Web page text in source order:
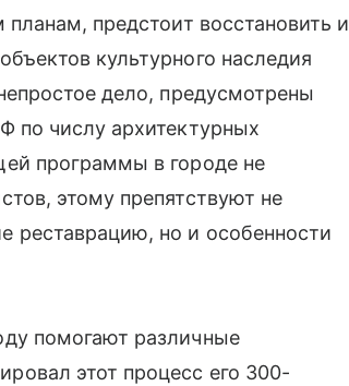
предстоит восстановить и
культурного наследия
дело, предусмотрены
по числу архитектурных
программы в городе не
этому препятствуют не
реставрацию, но и особенности
помогают различные
этот процесс его 300-